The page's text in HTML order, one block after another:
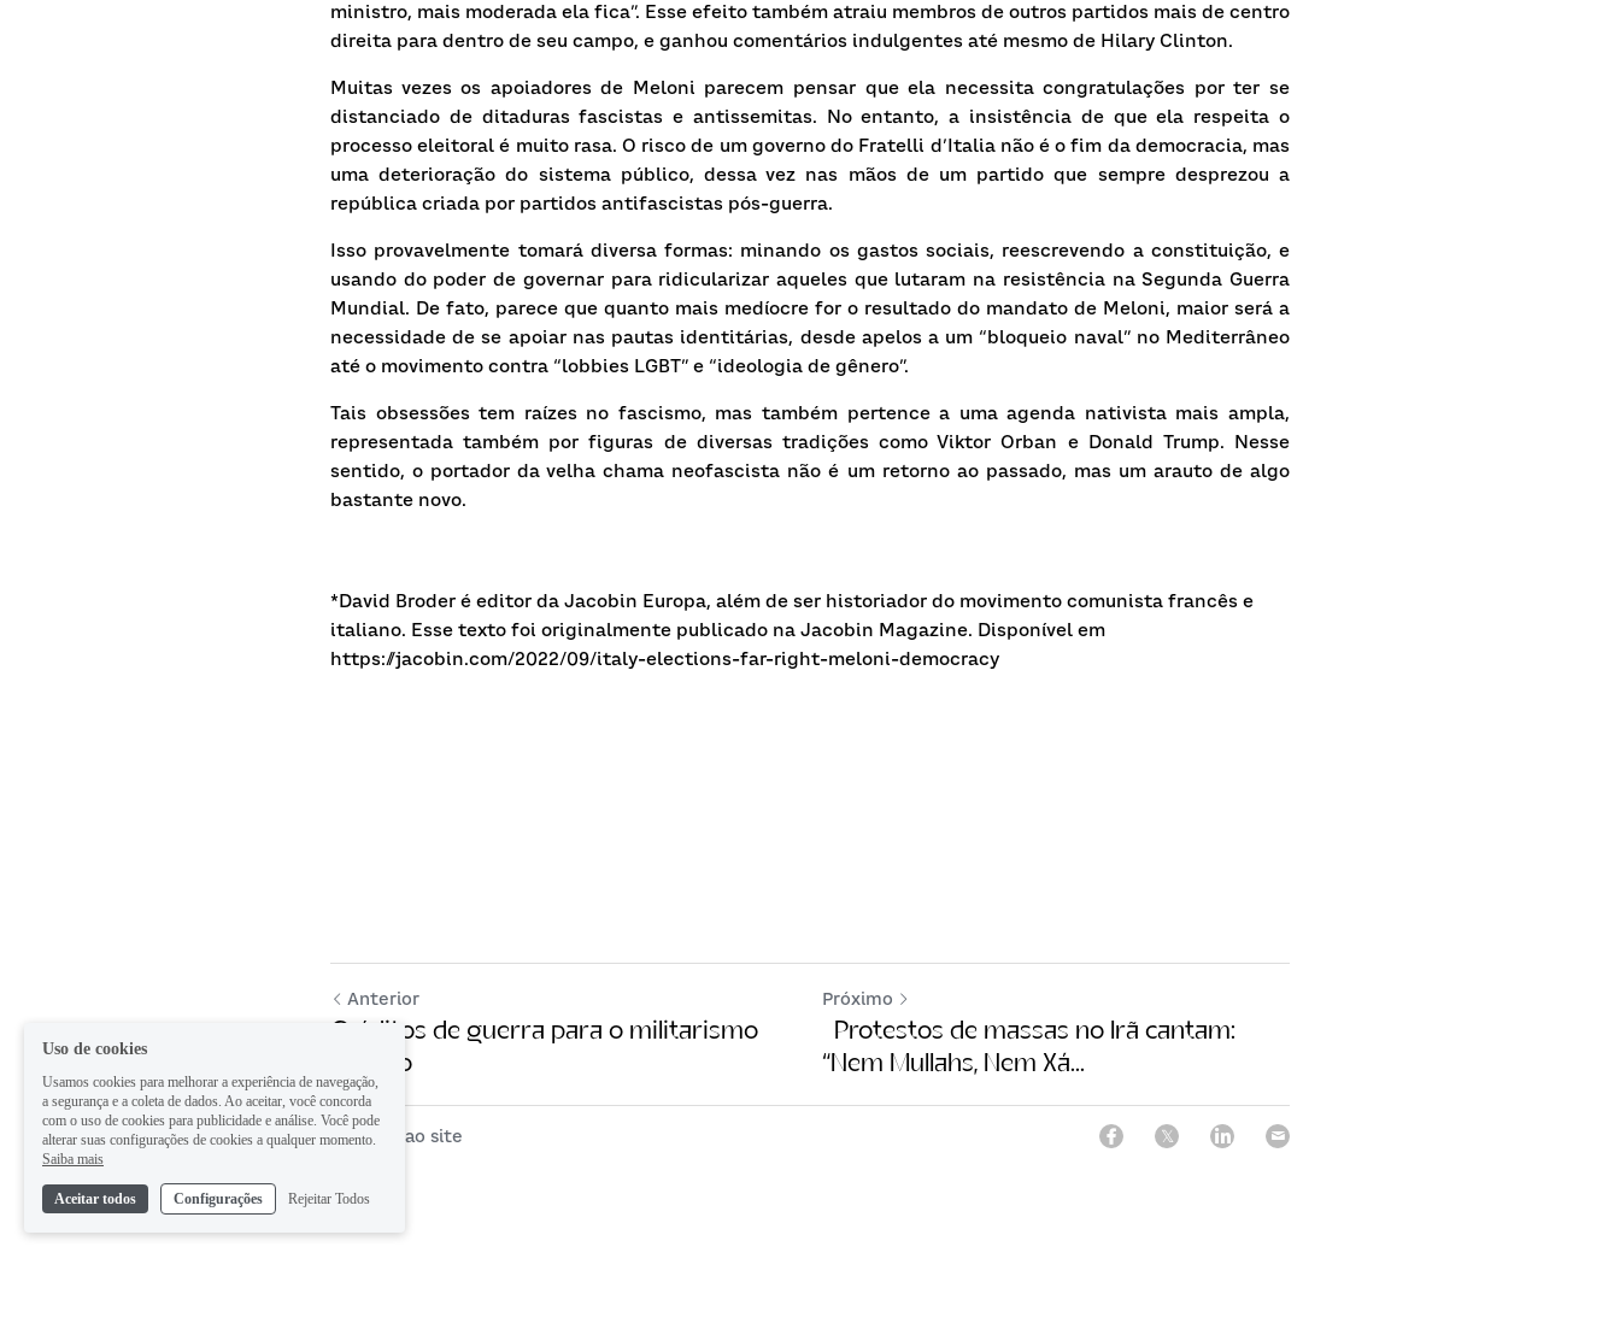
ministro, mais moderada ela fica”. Esse efeito também atraiu membros de outros partidos mais de centro
direita para dentro de seu campo, e ganhou comentários indulgentes até mesmo de Hilary Clinton.
Muitas vezes os apoiadores de Meloni parecem pensar que ela necessita congratulações por ter se
distanciado de ditaduras fascistas e antissemitas. No entanto, a insistência de que ela respeita o
processo eleitoral é muito rasa. O risco de um governo do Fratelli d’Italia não é o fim da democracia, mas
uma deterioração do sistema público, dessa vez nas mãos de um partido que sempre desprezou a
república criada por partidos antifascistas pós-guerra.
Isso provavelmente tomará diversa formas: minando os gastos sociais, reescrevendo a constituição, e
usando do poder de governar para ridicularizar aqueles que lutaram na resistência na Segunda Guerra
Mundial. De fato, parece que quanto mais medíocre for o resultado do mandato de Meloni, maior será a
necessidade de se apoiar nas pautas identitárias, desde apelos a um “bloqueio naval” no Mediterrâneo
até o movimento contra “lobbies LGBT” e “ideologia de gênero”.
Tais obsessões tem raízes no fascismo, mas também pertence a uma agenda nativista mais ampla,
representada também por figuras de diversas tradições como Viktor Orban e Donald Trump. Nesse
sentido, o portador da velha chama neofascista não é um retorno ao passado, mas um arauto de algo
bastante novo.
*David Broder é editor da Jacobin Europa, além de ser historiador do movimento comunista francês e
italiano. Esse texto foi originalmente publicado na Jacobin Magazine. Disponível em
https://jacobin.com/2022/09/italy-elections-far-right-meloni-democracy
Anterior
Créditos de guerra para o militarismo
alemão
Próximo
Protestos de massas no Irã cantam:
“Nem Mullahs, Nem Xá...
Voltar ao site
Uso de cookies
Usamos cookies para melhorar a experiência de navegação,
a segurança e a coleta de dados. Ao aceitar, você concorda
com o uso de cookies para publicidade e análise. Você pode
alterar suas configurações de cookies a qualquer momento.
Saiba mais
Aceitar todos Configurações Rejeitar Todos